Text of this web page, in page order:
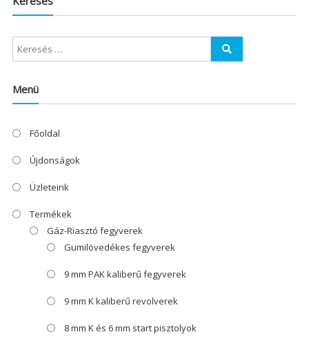
Menü
Főoldal
Újdonságok
Üzleteink
Termékek
Gáz-Riasztó fegyverek
Gumilövedékes fegyverek
9 mm PAK kaliberű fegyverek
9 mm K kaliberű revolverek
8 mm K és 6 mm start pisztolyok